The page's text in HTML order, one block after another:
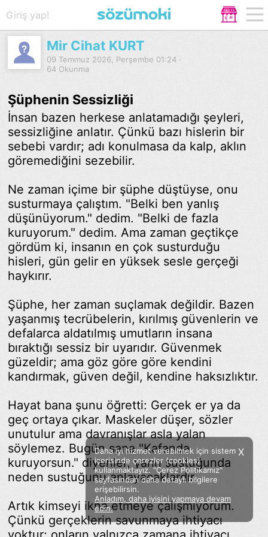
Facebook Twitter Instagram
Sözümoki © 2020 - V.8
Giriş yap!
Mir Cihat KURT
09 Temmuz 2026, Perşembe 01:24 ·
64 Okunma
Şüphenin Sessizliği
İnsan bazen herkese anlatamadığı şeyleri,
sessizliğine anlatır. Çünkü bazı hislerin bir
sebebi vardır; adı konulmasa da kalp, aklın
göremediğini sezebilir.
Ne zaman içime bir şüphe düştüyse, onu
susturmaya çalıştım. "Belki ben yanlış
düşünüyorum." dedim. "Belki de fazla
kuruyorum." dedim. Ama zaman geçtikçe
gördüm ki, insanın en çok susturduğu
hisleri, gün gelir en yüksek sesle gerçeği
haykırır.
Şüphe, her zaman suçlamak değildir. Bazen
yaşanmış tecrübelerin, kırılmış güvenlerin ve
defalarca aldatılmış umutların insana
bıraktığı sessiz bir uyarıdır. Güvenmek
güzeldir; ama göz göre göre kendini
kandırmak, güven değil, kendine haksızlıktır.
Hayat bana şunu öğretti: Gerçek er ya da
geç ortaya çıkar. Maskeler düşer, sözler
unutulur ama davranışlar asla yalan
söylemez. Bugün sana "Kafanda
kuruyorsun." diyenler, yarın sustuğunda
neden sustuğunu anlayacaklardır.
Artık kimseyi ikna etmeye çalışmıyorum.
Çünkü gerçeklerin savunmaya ihtiyacı
X
Daha iyi hizmet verebilmek için sistem
içerisinde çerezler (cookies)
kullanmaktayız. "Çerez Politikamız"
sayfasından daha detaylı bilgilere
erişebilirsin.
Anladım, daha iyisini yapmaya devam
edin.